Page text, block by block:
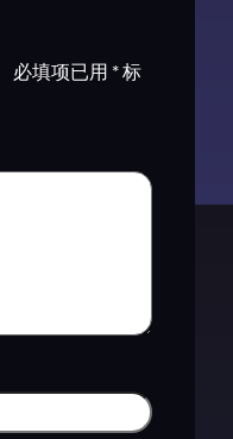
必填项已用 *标